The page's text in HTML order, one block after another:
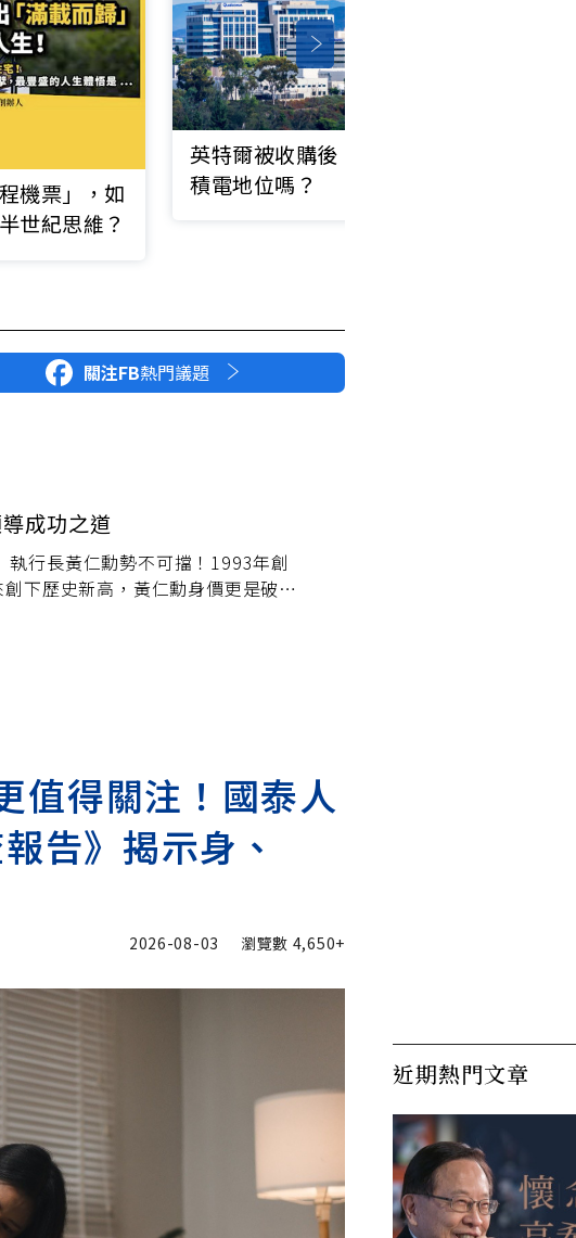
機票」，如
世紀思維？
英特爾被收購後，會撼動台
積電地位嗎？
關注FB熱門議題
成功之道
執行長黃仁勳勢不可擋！1993年創
下歷史新高，黃仁勳身價更是破千
值得關注！國泰人
告》揭示身、
2026-08-03 瀏覽數 4,650+
近期熱門文章